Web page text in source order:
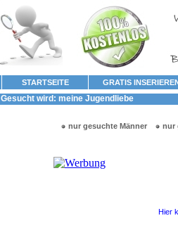
STARTSEITE GRATIS
Gesucht wird: meine Jugendliebe
nur gesuchte Männer nur
Hier